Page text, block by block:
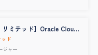
リミテッド】Oracle Cloud
ド
ジャー